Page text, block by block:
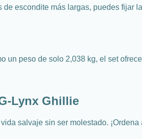
escondite más largas, puedes fijar
un peso de solo 2,038 kg, el set
Lynx Ghillie
salvaje sin ser molestado.